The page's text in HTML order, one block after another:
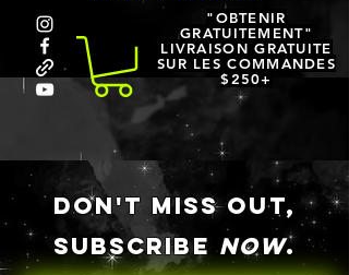
"OBTENIR
GRATUITEMENT"
LIVRAISON GRATUITE
SUR LES COMMANDES
$250+
DON'T MISS OUT,
SUBSCRIBENOW.